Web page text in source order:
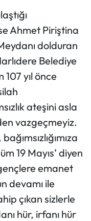
Ahmet Piriştina
dolduran
Belediye
107 yıl önce
ateşini asla
vazgeçmeyiz.
19 Mayıs’ diyen
emanet
devamı ile
çıkan sizlerle
hür, irfanı hür